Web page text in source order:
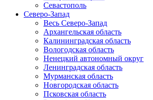
Севастополь
Северо-Запад
Весь Северо-Запад
Архангельская область
Калининградская область
Вологодская область
Ненецкий автономный округ
Ленинградская область
Мурманская область
Новгородская область
Псковская область